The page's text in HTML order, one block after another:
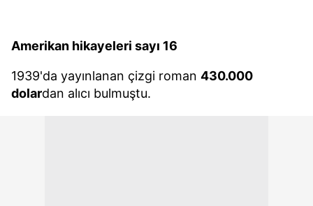
Amerikan hikayeleri sayı 16
1939'da yayınlanan çizgi roman 430.000
dolardan alıcı bulmuştu.